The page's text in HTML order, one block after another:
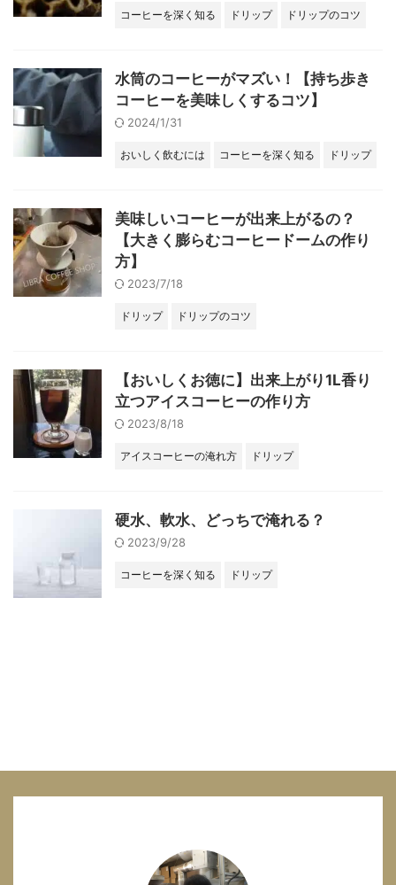
コーヒーを深く知る ドリップ ドリップのコツ
水筒のコーヒーがマズい！【持ち歩き
コーヒーを美味しくするコツ】
2024/1/31
おいしく飲むには コーヒーを深く知る ドリップ
美味しいコーヒーが出来上がるの？
【大きく膨らむコーヒードームの作り
方】
2023/7/18
ドリップ ドリップのコツ
【おいしくお徳に】出来上がり1L香り
立つアイスコーヒーの作り方
2023/8/18
アイスコーヒーの淹れ方 ドリップ
硬水、軟水、どっちで淹れる？
2023/9/28
コーヒーを深く知る ドリップ